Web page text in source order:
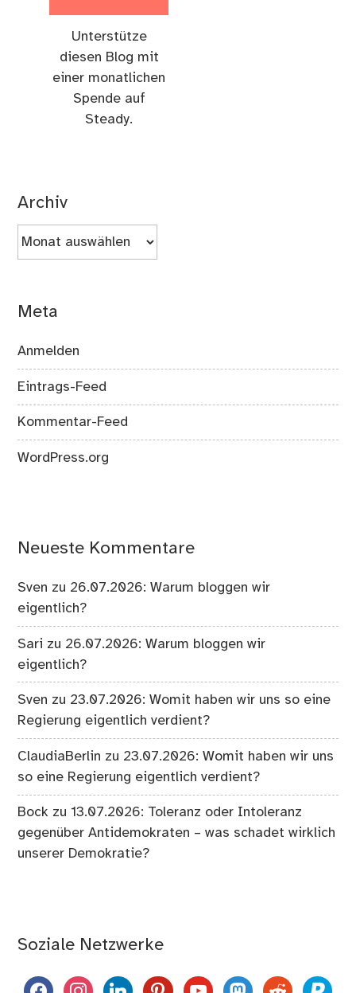
Unterstütze
diesen Blog mit
einer monatlichen
Spende auf
Steady.
Archiv
Archiv
Meta
Anmelden
Eintrags-Feed
Kommentar-Feed
WordPress.org
Neueste Kommentare
Sven zu 26.07.2026: Warum bloggen wir
eigentlich?
Sari zu 26.07.2026: Warum bloggen wir
eigentlich?
Sven zu 23.07.2026: Womit haben wir uns so eine
Regierung eigentlich verdient?
ClaudiaBerlin zu 23.07.2026: Womit haben wir uns
so eine Regierung eigentlich verdient?
Bock zu13.07.2026: Toleranz oder Intoleranz
gegenüber Antidemokraten – was schadet wirklich
unserer Demokratie?
Soziale Netzwerke
facebookinstagramlinkedinpinterestyoutubemastodon
reddit paypal